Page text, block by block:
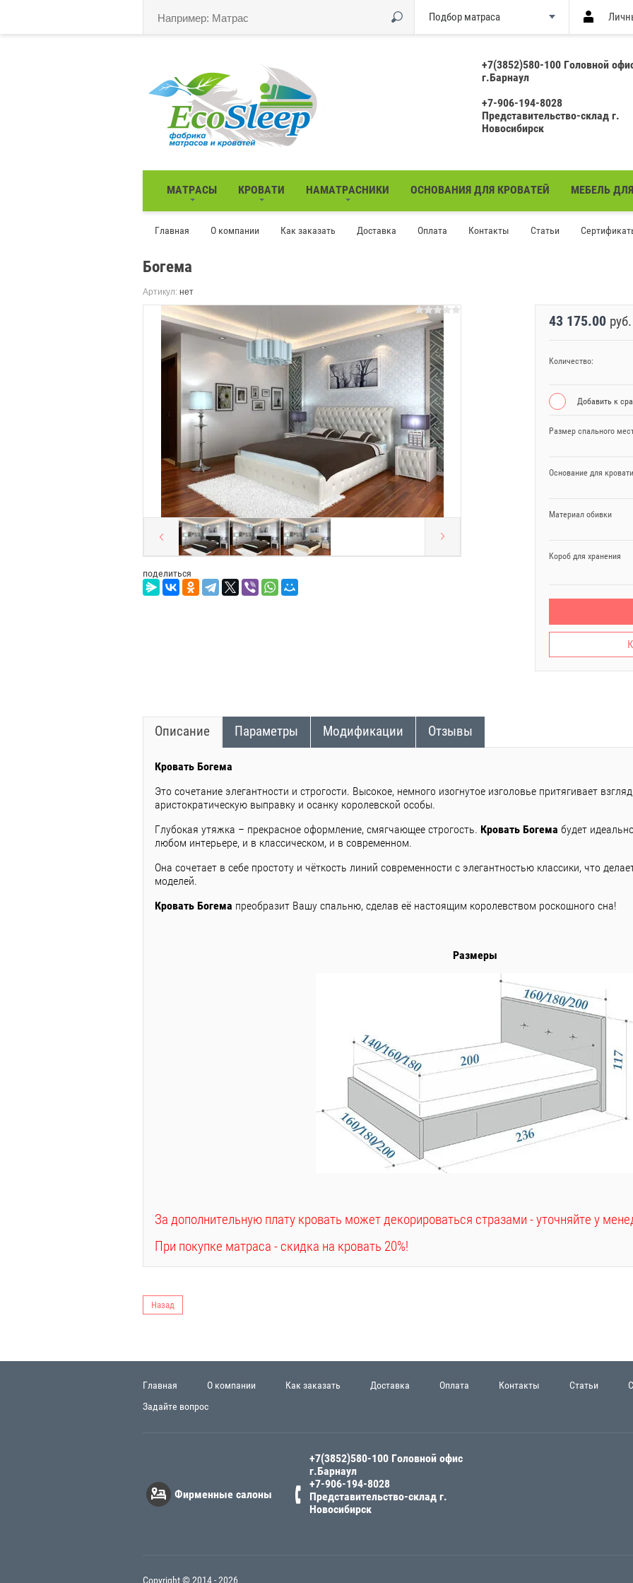
Подбор матраса
+7(3852)580-100 Головной
г.Барнаул
+7-906-194-8028
Представительство-склад г.
Новосибирск
МАТРАСЫ КРОВАТИ НАМАТРАСНИКИ ОСНОВАНИЯ ДЛЯ КРОВАТЕЙ МЕБЕЛЬ
Главная О компании Как заказать Доставка Оплата Контакты Статьи
Богема
Артикул: нет
43 175.00 руб.
Количество:
Добавить к
Размер спального
Основание для кровати
Материал обивки
Короб для хранения
поделиться
Описание Параметры Модификации Отзывы
Кровать Богема
Это сочетание элегантности и строгости. Высокое, немного изогнутое изголовье притягивает
аристократическую выправку и осанку королевской особы.
Глубокая утяжка – прекрасное оформление, смягчающее строгость. Кровать Богема будет
любом интерьере, и в классическом, и в современном.
Она сочетает в себе простоту и чёткость линий современности с элегантностью классики, что
моделей.
Кровать Богема преобразит Вашу спальню, сделав её настоящим королевством роскошного сна!
Размеры
За дополнительную плату кровать может декорироваться стразами - уточняйте у
При покупке матраса - скидка на кровать 20%!
Назад
Главная О компании Как заказать Доставка Оплата Контакты Статьи
Задайте вопрос
Фирменные салоны
+7(3852)580-100 Головной офис
г.Барнаул
+7-906-194-8028
Представительство-склад г.
Новосибирск
Copyright © 2014 - 2026